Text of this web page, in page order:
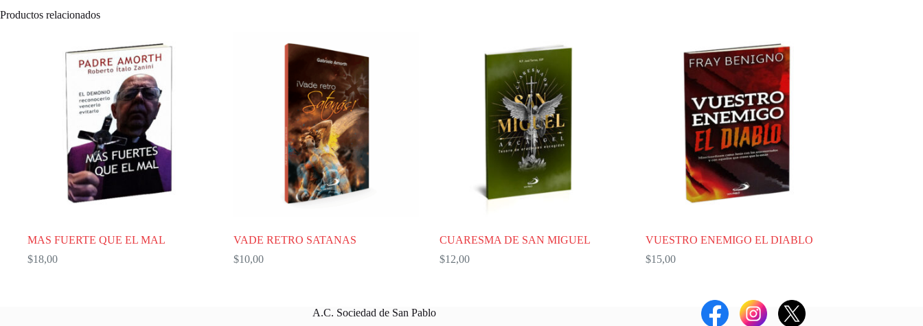
Productos relacionados
MAS FUERTE QUE EL MAL
$18,00
VADE RETRO SATANAS
$10,00
CUARESMA DE SAN MIGUEL
$12,00
VUESTRO ENEMIGO EL DIABLO
$15,00
A.C. Sociedad de San Pablo